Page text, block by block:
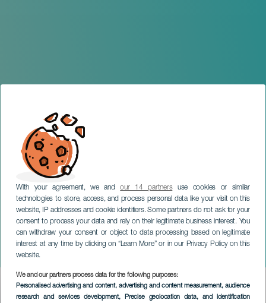
With your agreement, we andour 14 partnersuse cookies or similar
technologies to store, access, and process personal data like your visit on this
website, IP addresses and cookie identifiers. Some partners do not ask for your
consent to process your data and rely on their legitimate business interest. You
can withdraw your consent or object to data processing based on legitimate
interest at any time by clicking on “Learn More” or in our Privacy Policy on this
website.
We and our partners process data for the following purposes:
Personalised advertising and content, advertising and content measurement, audience
research and services development, Precise geolocation data, and identification
Iván Torres: Za chodbou
GRAN CANARIA
Imagen
Listado